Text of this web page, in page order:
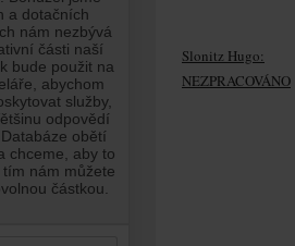
Slonitz Hugo:
NEZPRACOVÁNO